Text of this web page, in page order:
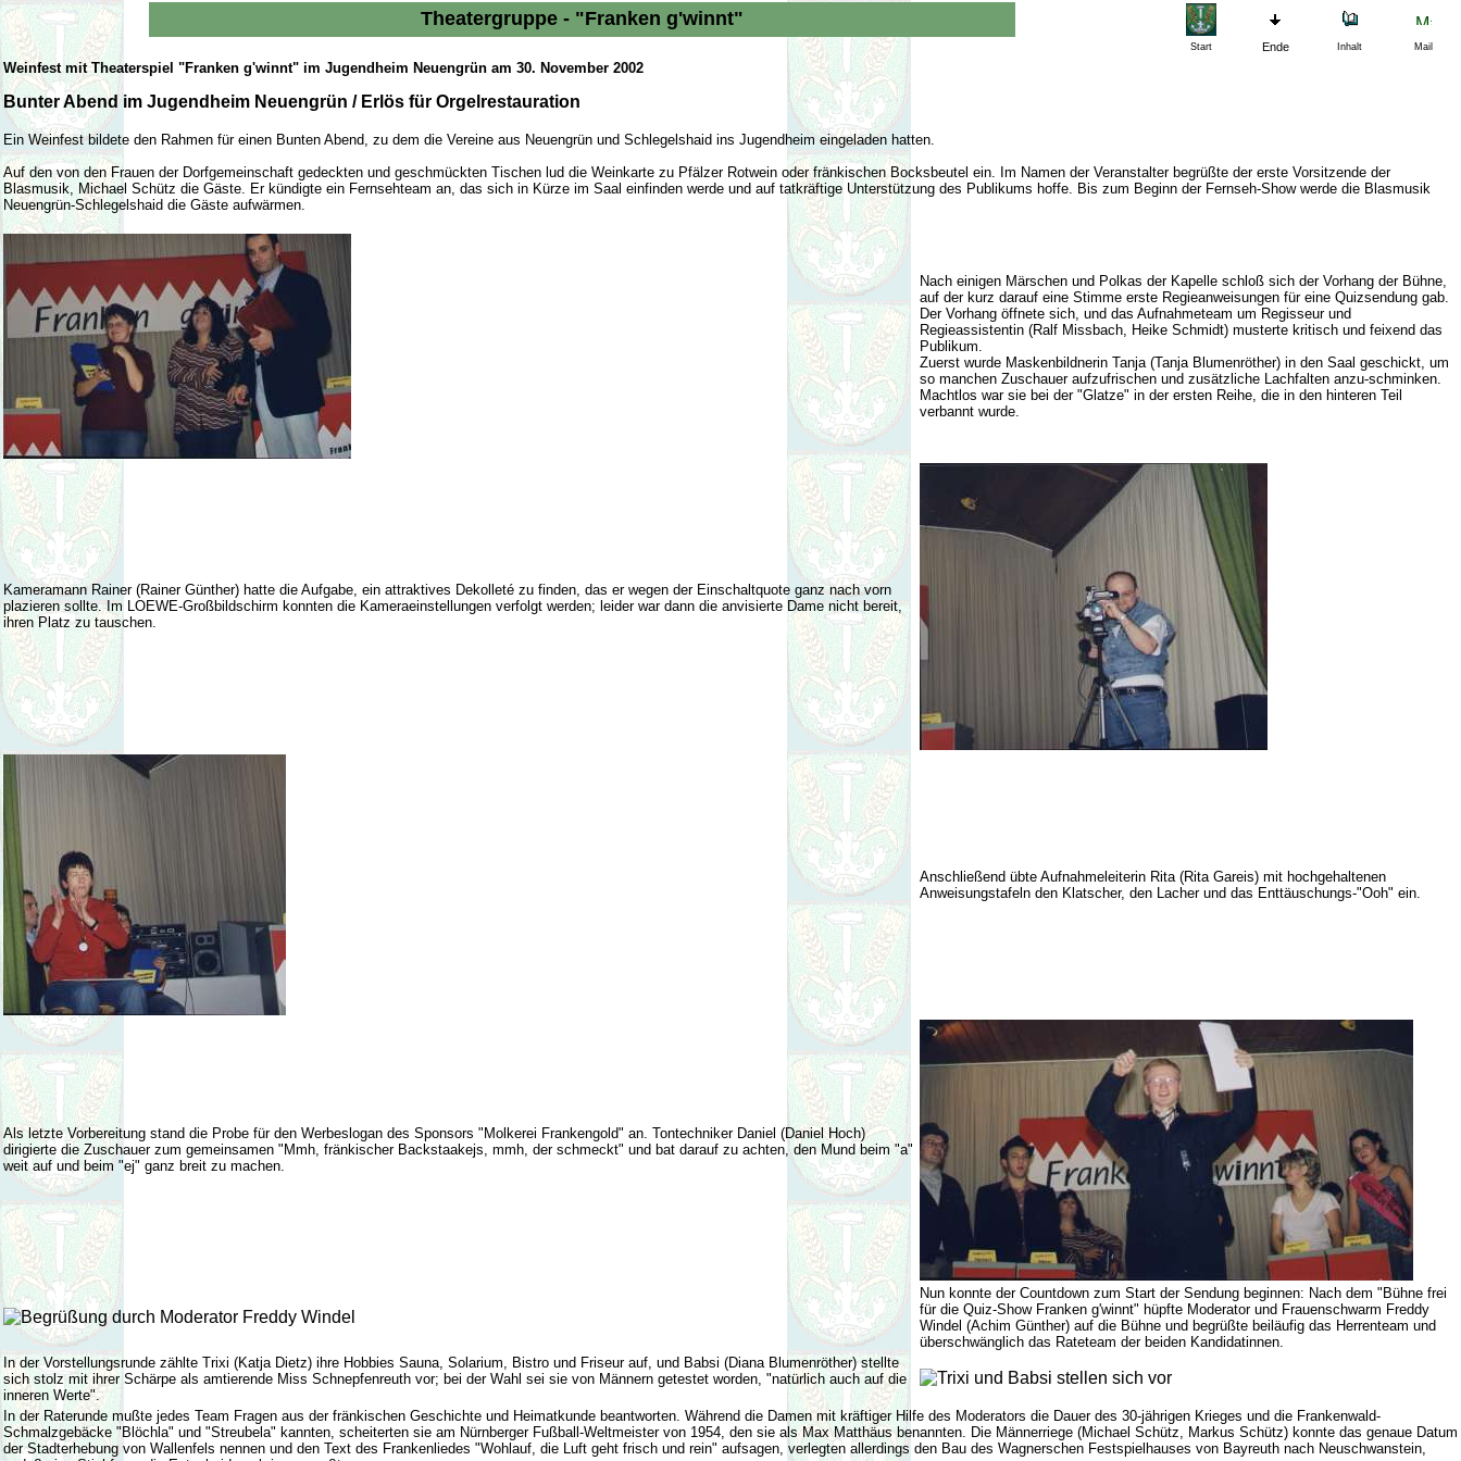
Theatergruppe - "Franken g'winnt"
Start Ende Inhalt Mail
Weinfest mit Theaterspiel "Franken g'winnt" im Jugendheim Neuengrün am 30. November 2002
Bunter Abend im Jugendheim Neuengrün / Erlös für Orgelrestauration
Ein Weinfest bildete den Rahmen für einen Bunten Abend, zu dem die Vereine aus Neuengrün und Schlegelshaid ins Jugendheim eingeladen hatten.
Auf den von den Frauen der Dorfgemeinschaft gedeckten und geschmückten Tischen lud die Weinkarte zu Pfälzer Rotwein oder fränkischen Bocksbeutel ein. Im Namen der Veranstalter begrüßte der erste Vorsitzende der
Blasmusik, Michael Schütz die Gäste. Er kündigte ein Fernsehteam an, das sich in Kürze im Saal einfinden werde und auf tatkräftige Unterstützung des Publikums hoffe. Bis zum Beginn der Fernseh-Show werde die Blasmusik
Neuengrün-Schlegelshaid die Gäste aufwärmen.
Nach einigen Märschen und Polkas der Kapelle schloß sich der Vorhang der Bühne,
auf der kurz darauf eine Stimme erste Regieanweisungen für eine Quizsendung gab.
Der Vorhang öffnete sich, und das Aufnahmeteam um Regisseur und
Regieassistentin (Ralf Missbach, Heike Schmidt) musterte kritisch und feixend das
Publikum.
Zuerst wurde Maskenbildnerin Tanja (Tanja Blumenröther) in den Saal geschickt, um
so manchen Zuschauer aufzufrischen und zusätzliche Lachfalten anzu-schminken.
Machtlos war sie bei der "Glatze" in der ersten Reihe, die in den hinteren Teil
verbannt wurde.
Kameramann Rainer (Rainer Günther) hatte die Aufgabe, ein attraktives Dekolleté zu finden, das er wegen der Einschaltquote ganz nach vorn
plazieren sollte. Im LOEWE-Großbildschirm konnten die Kameraeinstellungen verfolgt werden; leider war dann die anvisierte Dame nicht bereit,
ihren Platz zu tauschen.
Anschließend übte Aufnahmeleiterin Rita (Rita Gareis) mit hochgehaltenen
Anweisungstafeln den Klatscher, den Lacher und das Enttäuschungs-"Ooh" ein.
Als letzte Vorbereitung stand die Probe für den Werbeslogan des Sponsors "Molkerei Frankengold" an. Tontechniker Daniel (Daniel Hoch)
dirigierte die Zuschauer zum gemeinsamen "Mmh, fränkischer Backstaakejs, mmh, der schmeckt" und bat darauf zu achten, den Mund beim "a"
weit auf und beim "ej" ganz breit zu machen.
Nun konnte der Countdown zum Start der Sendung beginnen: Nach dem "Bühne frei
für die Quiz-Show Franken g'winnt" hüpfte Moderator und Frauenschwarm Freddy
Windel (Achim Günther) auf die Bühne und begrüßte beiläufig das Herrenteam und
überschwänglich das Rateteam der beiden Kandidatinnen.
In der Vorstellungsrunde zählte Trixi (Katja Dietz) ihre Hobbies Sauna, Solarium, Bistro und Friseur auf, und Babsi (Diana Blumenröther) stellte
sich stolz mit ihrer Schärpe als amtierende Miss Schnepfenreuth vor; bei der Wahl sei sie von Männern getestet worden, "natürlich auch auf die
inneren Werte".
In der Raterunde mußte jedes Team Fragen aus der fränkischen Geschichte und Heimatkunde beantworten. Während die Damen mit kräftiger Hilfe des Moderators die Dauer des 30-jährigen Krieges und die Frankenwald-
Schmalzgebäcke "Blöchla" und "Streubela" kannten, scheiterten sie am Nürnberger Fußball-Weltmeister von 1954, den sie als Max Matthäus benannten. Die Männerriege (Michael Schütz, Markus Schütz) konnte das genaue Datum
der Stadterhebung von Wallenfels nennen und den Text des Frankenliedes "Wohlauf, die Luft geht frisch und rein" aufsagen, verlegten allerdings den Bau des Wagnerschen Festspielhauses von Bayreuth nach Neuschwanstein,